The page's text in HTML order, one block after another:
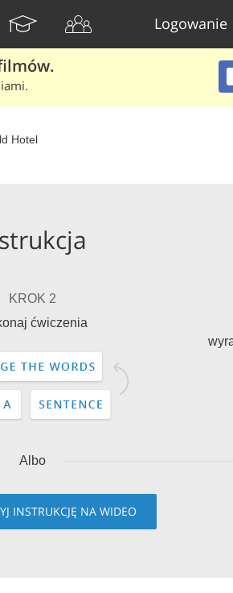
Logowanie
Hotel
KROK 2
ćwiczenia
Albo
INSTRUKCJĘ NA WIDEO